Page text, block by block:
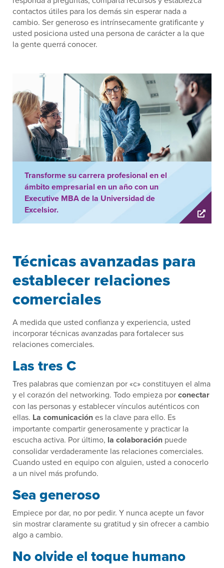
contactos útiles para los demás sin esperar nada a
cambio. Ser generoso es intrínsecamente gratificante y
usted posiciona usted una persona de carácter a la que
la gente querrá conocer.
Transforme su carrera profesional en el
ámbito empresarial en un año con un
Executive MBA de la Universidad de
Excelsior.
Técnicas avanzadas para
establecer relaciones
comerciales
A medida que usted confianza y experiencia, usted
incorporar técnicas avanzadas para fortalecer sus
relaciones comerciales.
Las tres C
Tres palabras que comienzan por «c» constituyen el alma
y el corazón del networking. Todo empieza porconectar
con las personas y establecer vínculos auténticos con
ellas. La comunicaciónes la clave para ello. Es
importante compartir generosamente y practicar la
escucha activa. Por último, la colaboración puede
consolidar verdaderamente las relaciones comerciales.
Cuando usted en equipo con alguien, usted a conocerlo
a un nivel más profundo.
Sea generoso
Empiece por dar, no por pedir. Y nunca acepte un favor
sin mostrar claramente su gratitud y sin ofrecer a cambio
algo a cambio.
No olvide el toque humano